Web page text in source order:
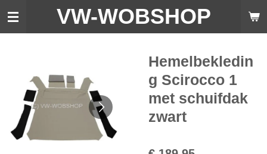
Ga
VW-WOBSHOP
Hemelbekledin
g Scirocco 1
met schuifdak
zwart